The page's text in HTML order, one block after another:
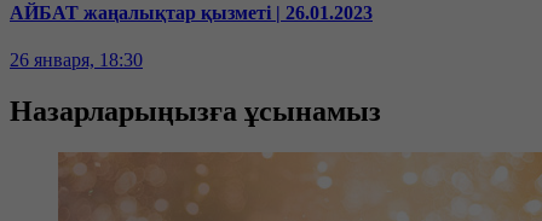
АЙБАТ жаңалықтар қызметі | 26.01.2023
26 января, 18:30
Назарларыңызға ұсынамыз